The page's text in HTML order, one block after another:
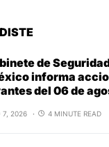
de
informa
del 06 de
7, 2026 4 MINUTE READ